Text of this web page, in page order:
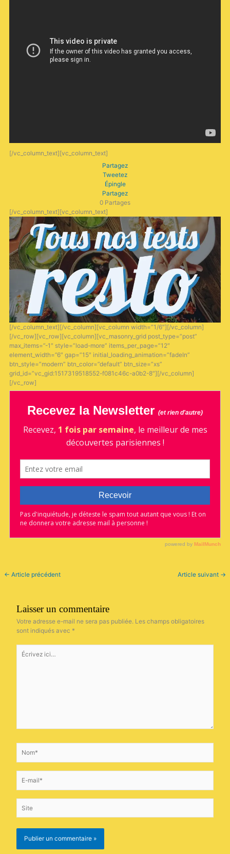
[/vc_column_text][vc_column_text]
Partagez
Tweetez
Épingle
Partagez
0 Partages
[/vc_column_text][vc_column_text]
[/vc_column_text][/vc_column][vc_column width=”1/6″][/vc_column]
[/vc_row][vc_row][vc_column][vc_masonry_grid post_type=”post”
max_items=”-1″ style=”load-more” items_per_page=”12″
element_width=”6″ gap=”15″ initial_loading_animation=”fadeIn”
btn_style=”modern” btn_color=”default” btn_size=”xs”
grid_id=”vc_gid:1517319518552-f081c46c-a0b2-8″][/vc_column]
[/vc_row]
← Article précédent Article suivant →
Laisser un commentaire
Votre adresse e-mail ne sera pas publiée. Les champs obligatoires
sont indiqués avec *
ici…
mail*